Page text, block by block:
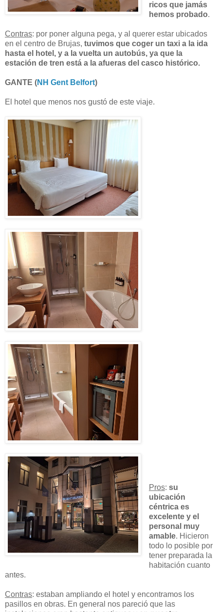
ricos que jamás
hemos probado.
Contras: por poner alguna pega, y al querer estar ubicados
en el centro de Brujas, tuvimos que coger un taxi a la ida
hasta el hotel, y a la vuelta un autobús, ya que la
estación de tren está a la afueras del casco histórico.
GANTE (NH Gent Belfort)
El hotel que menos nos gustó de este viaje.
Pros: su
ubicación
céntrica es
excelente y el
personal muy
amable. Hicieron
todo lo posible por
tener preparada la
habitación cuanto
antes.
Contras: estaban ampliando el hotel y encontramos los
pasillos en obras. En general nos pareció que las